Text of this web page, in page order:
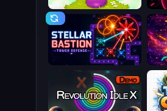
Clicker Heroes
Stellar Bastion